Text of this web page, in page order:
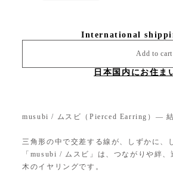
International
Add to cart
日本国内にお住ま
musubi / ムスビ（Pierced Earring）—
三角形の中で交差する線が、しずかに、
「musubi / ムスビ」は、つながりや絆
木のイヤリングです。